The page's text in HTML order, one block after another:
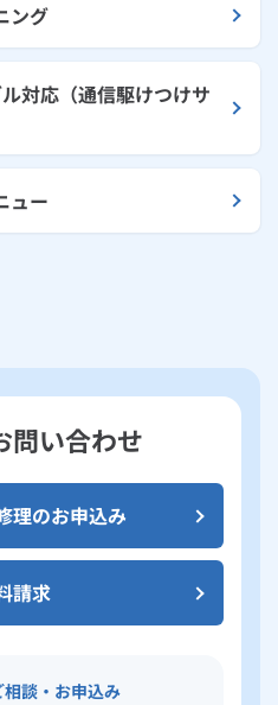
ング
対応（通信駆けつけサ
ュー
問い合わせ
理のお申込み
請求
談・お申込み